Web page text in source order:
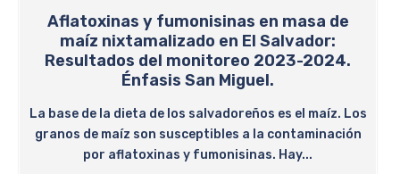
Aflatoxinas y fumonisinas en masa de
maíz nixtamalizado en El Salvador:
Resultados del monitoreo 2023-2024.
Énfasis San Miguel.
La base de la dieta de los salvadoreños es el maíz. Los
granos de maíz son susceptibles a la contaminación
por aflatoxinas y fumonisinas. Hay...